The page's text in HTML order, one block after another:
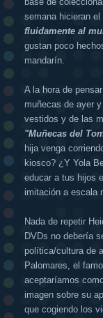
semana hicieran
fluidamente al
gustan poco
mandarín.
A la hora de
muñecas de ayer
vestidos y de las
"Muñecas del
hija venga
kiosco? ¿Y Yola
educar a tus hijos
imitación a escala
Nada de repetir
DVDs no debería
política/cultura de
Palomares, el
aceptaríamos
imagen sobre su
que cogiendo los